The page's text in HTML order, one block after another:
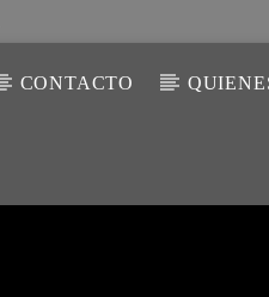
CONTACTO